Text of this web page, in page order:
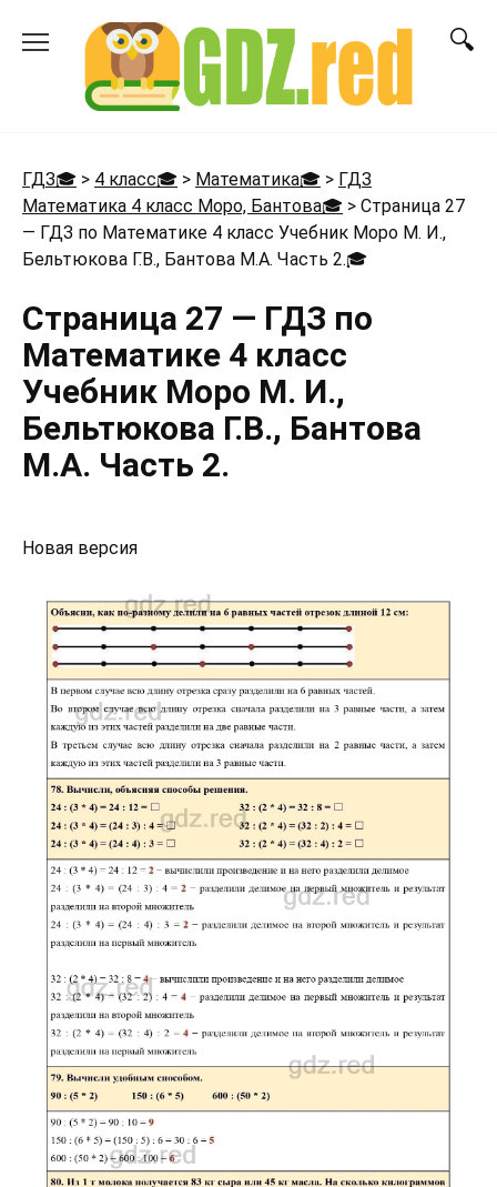
ГДЗ🎓 > 4 класс🎓 > Математика🎓 > ГДЗ
Математика 4 класс Моро, Бантова🎓 > Страница 27
— ГДЗ по Математике 4 класс Учебник Моро М. И.,
Бельтюкова Г.В., Бантова М.А. Часть 2.🎓
Страница 27 — ГДЗ по
Математике 4 класс
Учебник Моро М. И.,
Бельтюкова Г.В., Бантова
М.А. Часть 2.
Новая версия